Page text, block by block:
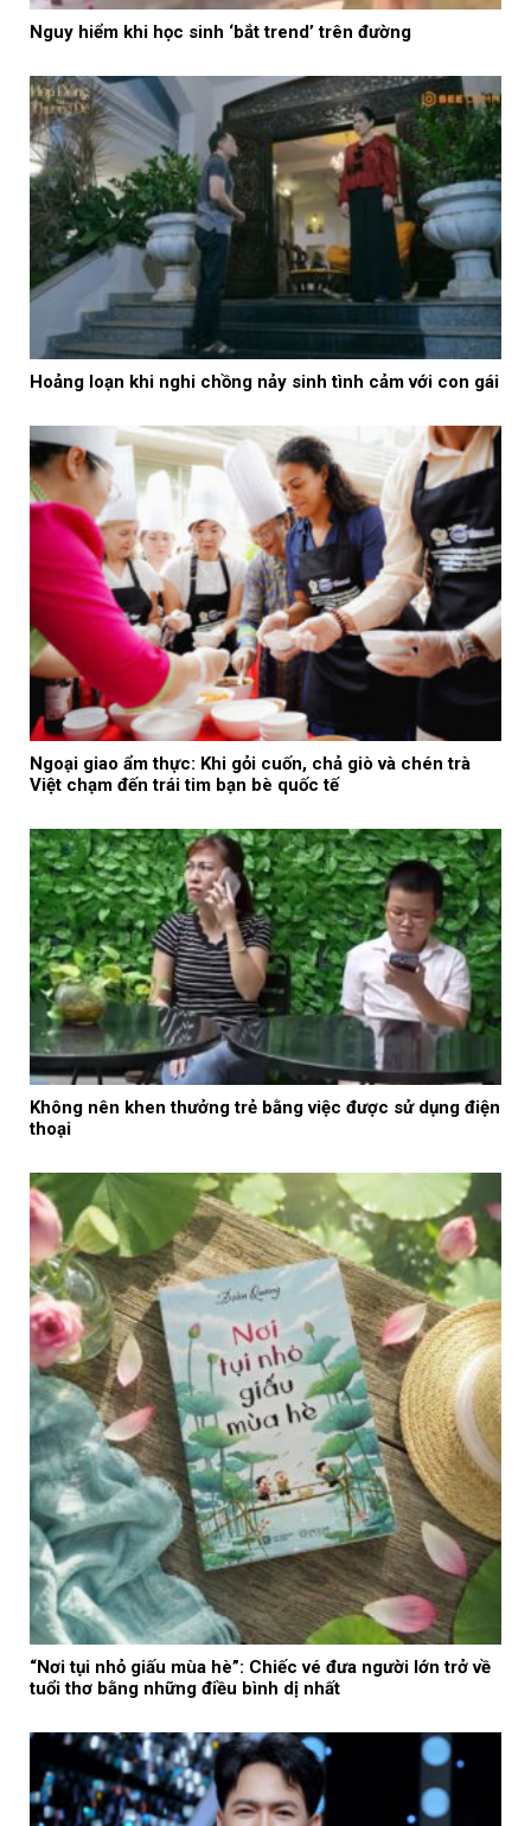
Nguy hiểm khi học sinh ‘bắt trend’ trên đường
Hoảng loạn khi nghi chồng nảy sinh tình cảm với con gái
Ngoại giao ẩm thực: Khi gỏi cuốn, chả giò và chén trà
Việt chạm đến trái tim bạn bè quốc tế
Không nên khen thưởng trẻ bằng việc được sử dụng điện
thoại
“Nơi tụi nhỏ giấu mùa hè”: Chiếc vé đưa người lớn trở về
tuổi thơ bằng những điều bình dị nhất